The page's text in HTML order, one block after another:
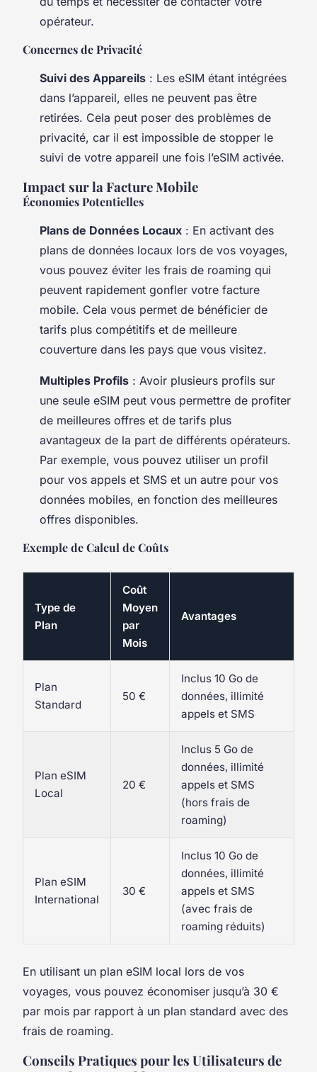
opérateur.
Concernes de Privacité
Suivi des Appareils : Les eSIM étant intégrées
dans l’appareil, elles ne peuvent pas être
retirées. Cela peut poser des problèmes de
privacité, car il est impossible de stopper le
suivi de votre appareil une fois l’eSIM activée.
Impact sur la Facture Mobile
Économies Potentielles
Plans de Données Locaux : En activant des
plans de données locaux lors de vos voyages,
vous pouvez éviter les frais de roaming qui
peuvent rapidement gonfler votre facture
mobile. Cela vous permet de bénéficier de
tarifs plus compétitifs et de meilleure
couverture dans les pays que vous visitez.
Multiples Profils : Avoir plusieurs profils sur
une seule eSIM peut vous permettre de profiter
de meilleures offres et de tarifs plus
avantageux de la part de différents opérateurs.
Par exemple, vous pouvez utiliser un profil
pour vos appels et SMS et un autre pour vos
données mobiles, en fonction des meilleures
offres disponibles.
Exemple de Calcul de Coûts
Type de
Plan
Coût
Moyen
par
Mois
Avantages
Plan
Standard
50 €
Inclus 10 Go de
données, illimité
appels et SMS
Plan eSIM
Local
20 €
Inclus 5 Go de
données, illimité
appels et SMS
(hors frais de
roaming)
Plan eSIM
International
30 €
Inclus 10 Go de
données, illimité
appels et SMS
(avec frais de
roaming réduits)
En utilisant un plan eSIM local lors de vos
voyages, vous pouvez économiser jusqu’à 30 €
par mois par rapport à un plan standard avec des
frais de roaming.
Conseils Pratiques pour les Utilisateurs de